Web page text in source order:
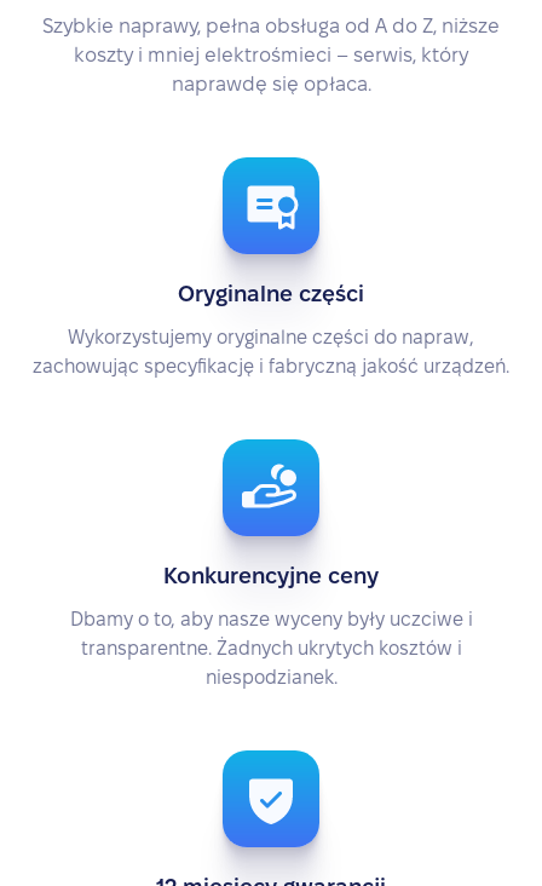
Szybkie naprawy, pełna obsługa od A do Z, niższe
koszty i mniej elektrośmieci – serwis, który
naprawdę się opłaca.
Oryginalne części
Wykorzystujemy oryginalne części do napraw,
zachowując specyfikację i fabryczną jakość urządzeń.
Konkurencyjne ceny
Dbamy o to, aby nasze wyceny były uczciwe i
transparentne. Żadnych ukrytych kosztów i
niespodzianek.